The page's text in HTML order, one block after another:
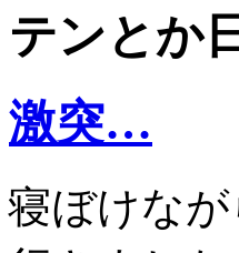
テンとか
激突…
寝ぼけな